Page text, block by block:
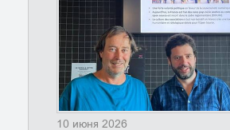
10 июня 2026